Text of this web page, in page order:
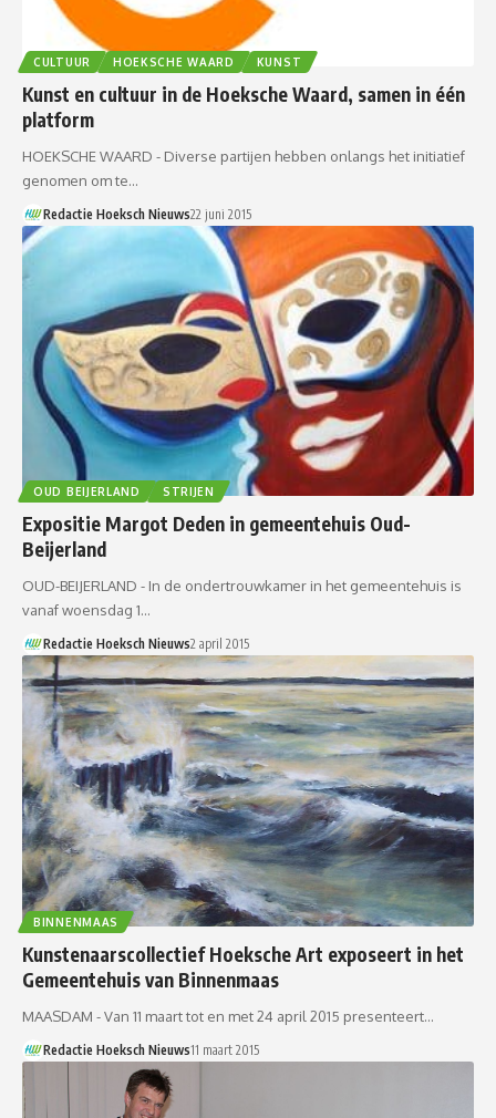
CULTUUR HOEKSCHE WAARD KUNST
Kunst en cultuur in de Hoeksche Waard, samen in één
platform
HOEKSCHE WAARD - Diverse partijen hebben onlangs het initiatief
genomen om te…
Redactie Hoeksch Nieuws22 juni 2015
OUD BEIJERLAND STRIJEN
Expositie Margot Deden in gemeentehuis Oud-
Beijerland
OUD-BEIJERLAND - In de ondertrouwkamer in het gemeentehuis is
vanaf woensdag 1…
Redactie Hoeksch Nieuws2 april 2015
BINNENMAAS
Kunstenaarscollectief Hoeksche Art exposeert in het
Gemeentehuis van Binnenmaas
MAASDAM - Van 11 maart tot en met 24 april 2015 presenteert…
Redactie Hoeksch Nieuws11 maart 2015